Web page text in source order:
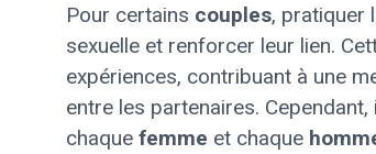
Pour certains couples, pratiquer
sexuelle et renforcer leur lien.
expériences, contribuant à une
entre les partenaires.
chaque femme et chaque